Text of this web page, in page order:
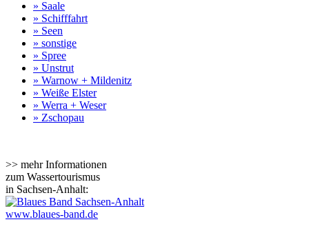
» Saale
» Schifffahrt
» Seen
» sonstige
» Spree
» Unstrut
» Warnow + Mildenitz
» Weiße Elster
» Werra + Weser
» Zschopau
>> mehr Informationen
zum Wassertourismus
in Sachsen-Anhalt:
www.blaues-band.de